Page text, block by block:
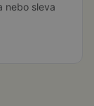
nebo sleva